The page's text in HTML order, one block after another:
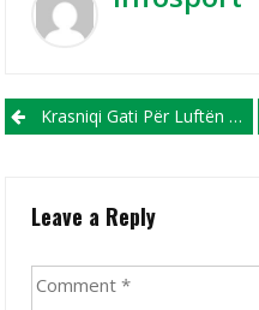
Post navigation
Krasniqi Gati Për Luftën E Madhe Ndaj Bosel: Të Shtunën Do Të Jem Në Formën Time Më Të Mirë
Leave a Reply